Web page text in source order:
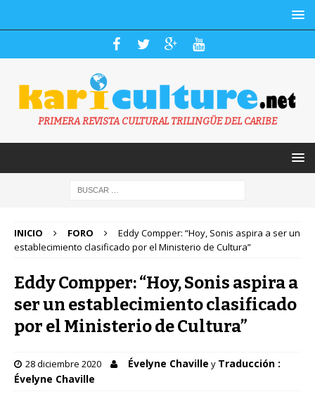
PRIMERA REVISTA CULTURAL TRILINGÜE DEL CARIBE
INICIO FORO
Eddy Compper: “Hoy, Sonis aspira a ser un
establecimiento clasificado por el Ministerio de Cultura”
Eddy Compper: “Hoy, Sonis aspira a
ser un establecimiento clasificado
por el Ministerio de Cultura”
28 diciembre 2020 Évelyne Chaville y Traducción :
Évelyne Chaville